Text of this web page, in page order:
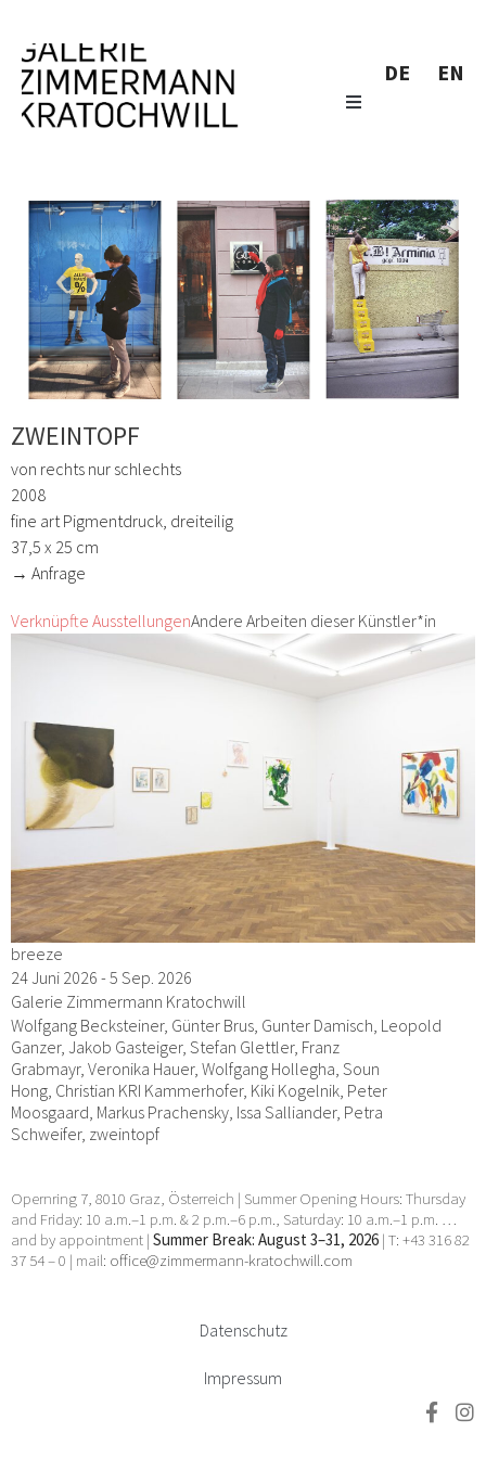
DE EN
ZWEINTOPF
von rechts nur schlechts
2008
fine art Pigmentdruck, dreiteilig
37,5 x 25 cm
→ Anfrage
Verknüpfte AusstellungenAndere Arbeiten dieser Künstler*in
breeze
24 Juni 2026 - 5 Sep. 2026
Galerie Zimmermann Kratochwill
Wolfgang Becksteiner, Günter Brus, Gunter Damisch, Leopold
Ganzer, Jakob Gasteiger, Stefan Glettler, Franz
Grabmayr, Veronika Hauer, Wolfgang Hollegha, Soun
Hong, Christian KRI Kammerhofer, Kiki Kogelnik, Peter
Moosgaard, Markus Prachensky, Issa Salliander, Petra
Schweifer, zweintopf
Opernring 7, 8010 Graz, Österreich | Summer Opening Hours: Thursday
and Friday: 10 a.m.–1 p.m. & 2 p.m.–6 p.m., Saturday: 10 a.m.–1 p.m. …
and by appointment | Summer Break: August 3–31, 2026 | T: +43 316 82
37 54 – 0 | mail: office@zimmermann-kratochwill.com
Datenschutz
Impressum